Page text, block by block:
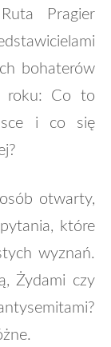
Pragier
bohaterów
roku: Co to
i co się
otwarty,
które
wyznań.
Żydami czy